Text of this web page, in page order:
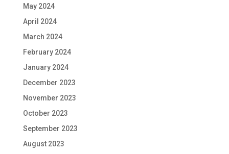
May 2024
April 2024
March 2024
February 2024
January 2024
December 2023
November 2023
October 2023
September 2023
August 2023